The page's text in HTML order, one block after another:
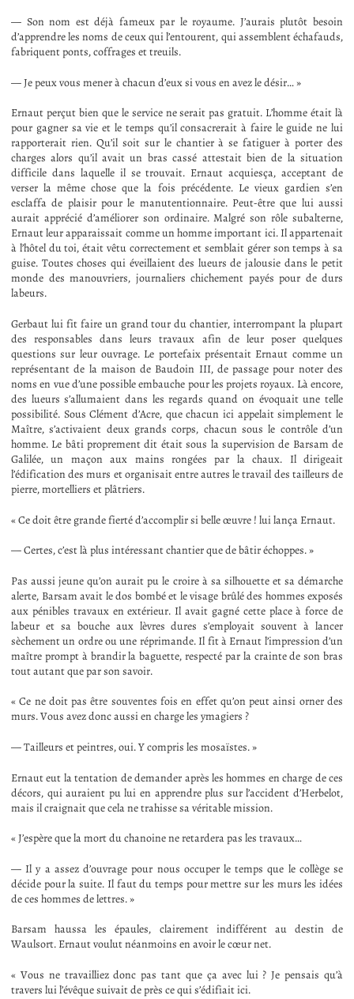
— Son nom est déjà fameux par le royaume. J’aurais plutôt besoin
d’apprendre les noms de ceux qui l’entourent, qui assemblent échafauds,
fabriquent ponts, coffrages et treuils.
— Je peux vous mener à chacun d’eux si vous en avez le désir… »
Ernaut perçut bien que le service ne serait pas gratuit. L’homme était là
pour gagner sa vie et le temps qu’il consacrerait à faire le guide ne lui
rapporterait rien. Qu’il soit sur le chantier à se fatiguer à porter des
charges alors qu’il avait un bras cassé attestait bien de la situation
difficile dans laquelle il se trouvait. Ernaut acquiesça, acceptant de
verser la même chose que la fois précédente. Le vieux gardien s’en
esclaffa de plaisir pour le manutentionnaire. Peut-être que lui aussi
aurait apprécié d’améliorer son ordinaire. Malgré son rôle subalterne,
Ernaut leur apparaissait comme un homme important ici. Il appartenait
à l’hôtel du toi, était vêtu correctement et semblait gérer son temps à sa
guise. Toutes choses qui éveillaient des lueurs de jalousie dans le petit
monde des manouvriers, journaliers chichement payés pour de durs
labeurs.
Gerbaut lui fit faire un grand tour du chantier, interrompant la plupart
des responsables dans leurs travaux afin de leur poser quelques
questions sur leur ouvrage. Le portefaix présentait Ernaut comme un
représentant de la maison de Baudoin III, de passage pour noter des
noms en vue d’une possible embauche pour les projets royaux. Là encore,
des lueurs s’allumaient dans les regards quand on évoquait une telle
possibilité. Sous Clément d’Acre, que chacun ici appelait simplement le
Maître, s’activaient deux grands corps, chacun sous le contrôle d’un
homme. Le bâti proprement dit était sous la supervision de Barsam de
Galilée, un maçon aux mains rongées par la chaux. Il dirigeait
l’édification des murs et organisait entre autres le travail des tailleurs de
pierre, mortelliers et plâtriers.
« Ce doit être grande fierté d’accomplir si belle œuvre ! lui lança Ernaut.
— Certes, c’est là plus intéressant chantier que de bâtir échoppes. »
Pas aussi jeune qu’on aurait pu le croire à sa silhouette et sa démarche
alerte, Barsam avait le dos bombé et le visage brûlé des hommes exposés
aux pénibles travaux en extérieur. Il avait gagné cette place à force de
labeur et sa bouche aux lèvres dures s’employait souvent à lancer
sèchement un ordre ou une réprimande. Il fit à Ernaut l’impression d’un
maître prompt à brandir la baguette, respecté par la crainte de son bras
tout autant que par son savoir.
« Ce ne doit pas être souventes fois en effet qu’on peut ainsi orner des
murs. Vous avez donc aussi en charge les ymagiers ?
— Tailleurs et peintres, oui. Y compris les mosaïstes. »
Ernaut eut la tentation de demander après les hommes en charge de ces
décors, qui auraient pu lui en apprendre plus sur l’accident d’Herbelot,
mais il craignait que cela ne trahisse sa véritable mission.
« J’espère que la mort du chanoine ne retardera pas les travaux…
— Il y a assez d’ouvrage pour nous occuper le temps que le collège se
décide pour la suite. Il faut du temps pour mettre sur les murs les idées
de ces hommes de lettres. »
Barsam haussa les épaules, clairement indifférent au destin de
Waulsort. Ernaut voulut néanmoins en avoir le cœur net.
« Vous ne travailliez donc pas tant que ça avec lui ? Je pensais qu’à
travers lui l’évêque suivait de près ce qui s’édifiait ici.